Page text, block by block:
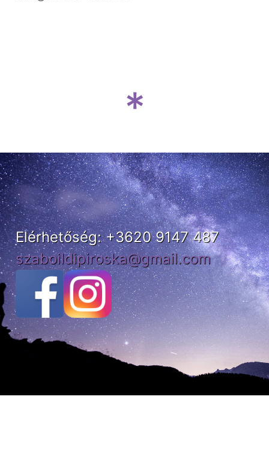
*
Elérhetőség: +3620 9147 487
szaboildipiroska@gmail.com